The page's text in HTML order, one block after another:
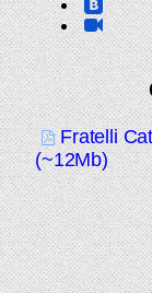
Fratelli
(~12Mb)